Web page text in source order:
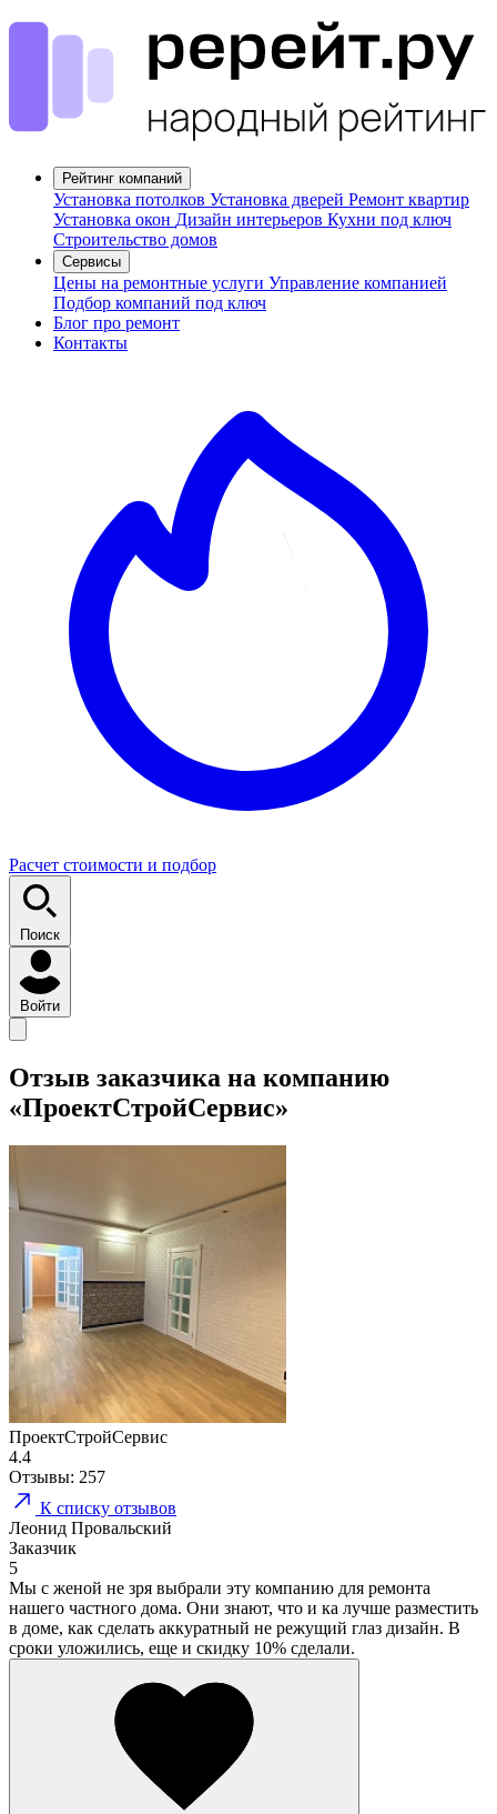
Рейтинг компаний
Установка потолков Установка дверей Ремонт квартир
Установка окон Дизайн интерьеров Кухни под ключ
Строительство домов
Сервисы
Цены на ремонтные услуги Управление компанией
Подбор компаний под ключ
Блог про ремонт
Контакты
Расчет стоимости и подбор
Поиск
Войти
Отзыв заказчика на компанию
«ПроектСтройСервис»
ПроектСтройСервис
4.4
Отзывы: 257
К списку отзывов
Леонид Провальский
Заказчик
5
Мы с женой не зря выбрали эту компанию для ремонта
нашего частного дома. Они знают, что и ка лучше разместить
в доме, как сделать аккуратный не режущий глаз дизайн. В
сроки уложились, еще и скидку 10% сделали.